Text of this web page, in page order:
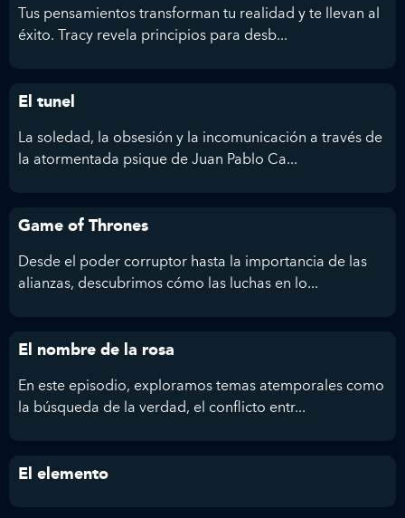
Tus pensamientos transforman tu realidad y te llevan al
éxito. Tracy revela principios para desb...
El tunel
La soledad, la obsesión y la incomunicación a través de
la atormentada psique de Juan Pablo Ca...
Game of Thrones
Desde el poder corruptor hasta la importancia de las
alianzas, descubrimos cómo las luchas en lo...
El nombre de la rosa
En este episodio, exploramos temas atemporales como
la búsqueda de la verdad, el conflicto entr...
El elemento